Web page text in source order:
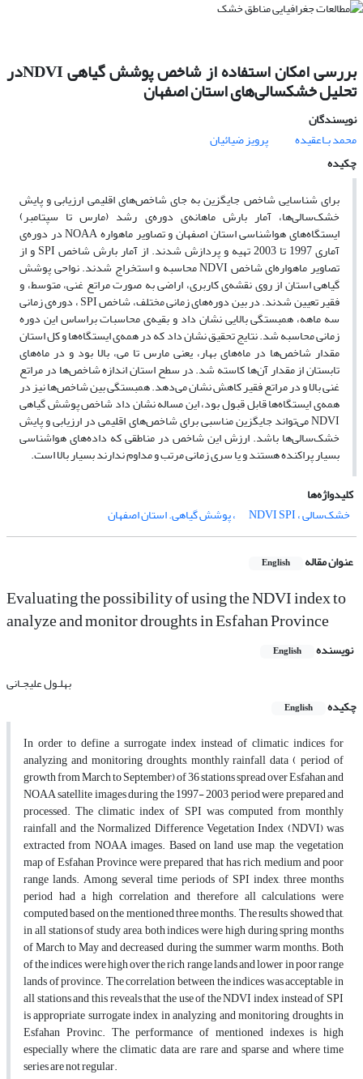
بررسی امکان استفاده از شاخص پوشش گیاهی NDVIدر
تحلیل خشکسالی‌های استان اصفهان
نویسندگان
محمد بـاعقیده‌
پرویز ضیائیان
چکیده
برای شناسایی شاخص جایگزین به جای شاخص‌های اقلیمی ارزیابی و پایش
خشک‌سالی‌ها، آمار بارش ماهانه‌ی دوره‌ی رشد (مارس تا سپتامبر)
ایستگاه‌های هواشناسی استان اصفهان و تصاویر ماهواره NOAA در دوره‌ی
آماری 1997 تا 2003 تهیه و پردازش شدند. از آمار بارش شاخص SPI و از
تصاویر ماهواره‌ای شاخص NDVI محاسبه و استخراج شدند. نواحی پوشش
گیاهی استان از روی نقشه‌ی کاربری، اراضی به صورت مراتع غنی، متوسط، و
فقیر تعیین شدند. در بین دوره‌های زمانی مختلف، شاخص SPI ، دوره‌ی زمانی
سه ماهه، همبستگی بالایی نشان داد و بقیه‌ی محاسبات براساس این دوره
زمانی محاسبه شد. نتایج تحقیق نشان داد که در همه‌ی ایستگاه‌ها و کل استان
مقدار شاخص‌ها در ماه‌های بهار، یعنی مارس تا می،‌ بالا بود و در ماه‌های
تابستان از مقدار آن‌ها کاسته شد. در سطح استان اندازه شاخص‌ها در مراتع
غنی بالا و در مراتع فقیر کاهش نشان می‌دهد. همبستگی بین شاخص‌ها نیز در
همه‌ی ایستگاه‌ها قابل قبول بود، این مساله نشان داد شاخص پوشش گیاهی
NDVI می‌تواند جایگزین مناسبی برای شاخص‌های اقلیمی در ارزیابی و پایش
خشک‌سالی‌ها باشد. ارزش این شاخص در مناطقی که داده‌های هواشناسی
بسیار پراکنده هستند و یا سری زمانی مرتب و مداوم ندارند بسیار بالا است.
کلیدواژه‌ها
خشک‌سالی ، NDVISPI، پوشش گیاهی. استان اصفهان
عنوان مقاله English
Evaluating the possibility of using the NDVI index to
analyze and monitor droughts in Esfahan Province
نویسنده English
بهلـول علیجـانی
چکیده
English
In order to define a surrogate index instead of climatic indices for
analyzing and monitoring droughts, monthly rainfall data ( period of
growth from March to September) of 36 stations spread over Esfahan and
NOAA satellite images during the 1997- 2003 period were prepared and
processed. The climatic index of SPI was computed from monthly
rainfall and the Normalized Difference Vegetation Index (NDVI) was
extracted from NOAA images. Based on land use map, the vegetation
map of Esfahan Province were prepared that has rich, medium and poor
range lands. Among several time periods of SPI index, three months
period had a high correlation and therefore all calculations were
computed based on the mentioned three months. The results showed that,
in all stations of study area, both indices were high during spring months
of March to May and decreased during the summer warm months. Both
of the indices were high over the rich range lands and lower in poor range
lands of province. The correlation between the indices was acceptable in
all stations and this reveals that the use of the NDVI index instead of SPI
is appropriate surrogate index in analyzing and monitoring droughts in
Esfahan Provinc. The performance of mentioned indexes is high
especially where the climatic data are rare and sparse and where time
series are not regular.